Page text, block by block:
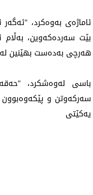
ئاماژەی بەوەکرد،
بێت سەردەکەوین،
هەرچی بەدەست بهێنین
باسی لەوەشکرد،
سەرکەوتن و
یەکێتی